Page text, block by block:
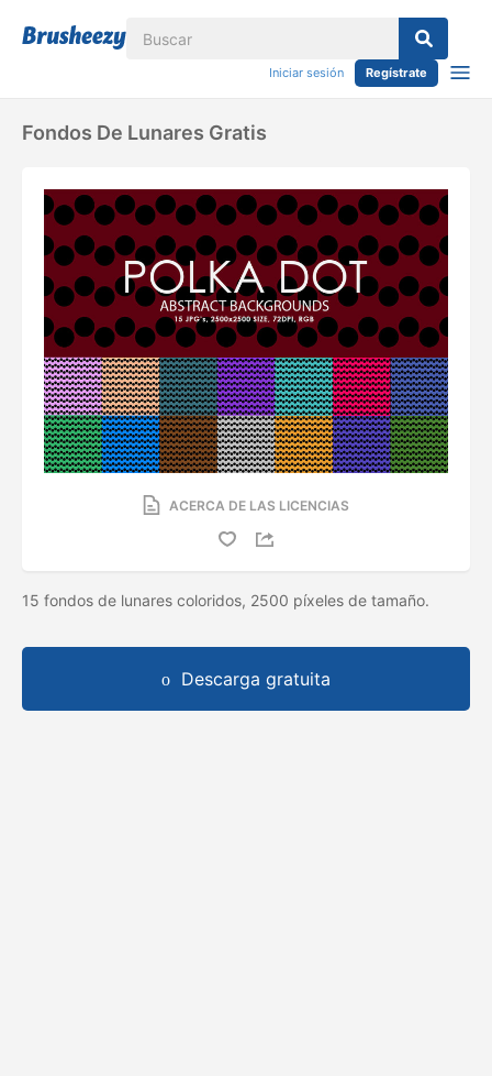
Iniciar sesión Regístrate
Fondos De Lunares Gratis
ACERCA DE LAS LICENCIAS
15 fondos de lunares coloridos, 2500 píxeles de tamaño.
Descarga gratuita